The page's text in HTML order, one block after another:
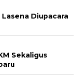
Diupacara
Sekaligus